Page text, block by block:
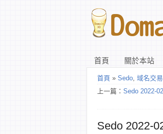
首頁 關於本站
首頁 » Sedo, 域名交易
上一篇： Sedo 2022-
Sedo 2022-